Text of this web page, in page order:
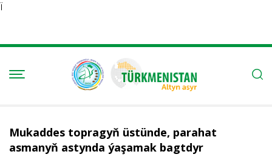
Ï
Mukaddes topragyň üstünde, parahat
asmanyň astynda ýaşamak bagtdyr